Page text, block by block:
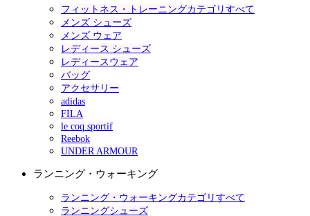
フィットネス・トレーニングカテゴリすべて
メンズ シューズ
メンズ ウェア
レディース シューズ
レディースウェア
バッグ
アクセサリー
adidas
FILA
le coq sportif
Reebok
UNDER ARMOUR
ランニング・ウォーキング
ランニング・ウォーキングカテゴリすべて
ランニングシューズ